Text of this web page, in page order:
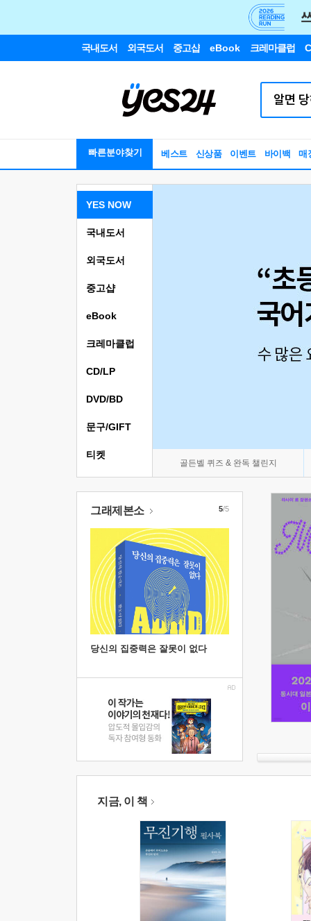
국내도서 외국도서 중고샵 eBook 크레마클럽
빠른분야찾기 베스트 신상품 이벤트 바이백 매
YES NOW
골든벨 퀴즈 & 완독 챌린지
국내도서
외국도서
중고샵
eBook
크레마클럽
CD/LP
DVD/BD
문구/GIFT
티켓
그래제본소
당신의 집중력은 잘못이 없다
5/5
지금, 이 책